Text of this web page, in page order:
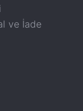
ve İade